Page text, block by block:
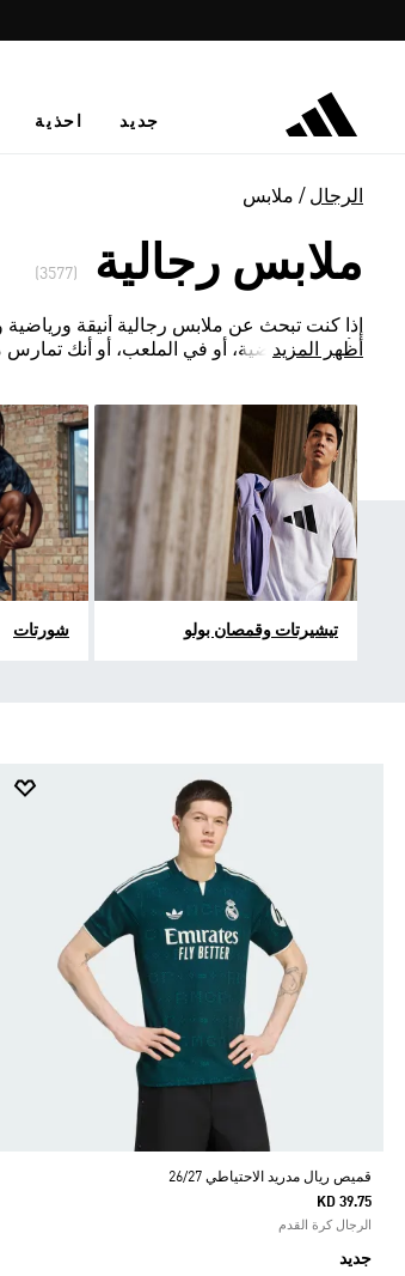
جديد احذية
الرجال ملابس
ملابس رجالية
إذا كنت تبحث عن ملابس رجالية أنيقة
الألعاب الرياضية، أو في الملعب، أو أنك
أظهر المزيد
تيشيرتات وقمصان بولو شورتات
قميص ريال مدريد الاحتياطي 26/27
KD 39.75
الرجال كرة القدم
جديد